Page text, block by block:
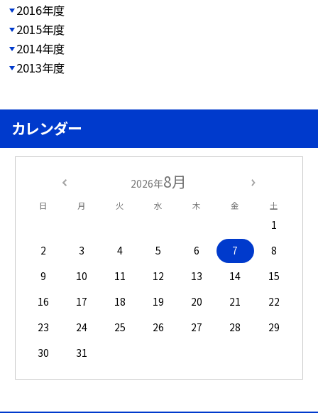
2016年度
2015年度
2014年度
2013年度
カレンダー
2026年8月
日 月 火 水 木 金 土
1
2
3 4 5 6 7
8
9
10 11 12 13 14
15
16
17 18 19 20 21
22
23
24 25 26 27 28
29
30
31